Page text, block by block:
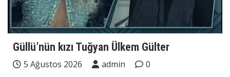
Güllü’nün kızı Tuğyan Ülkem Gülter
5 Ağustos 2026 admin
0